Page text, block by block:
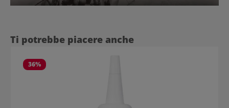
Salta la galleria dei prodotti
Ti potrebbe piacere anche
36%